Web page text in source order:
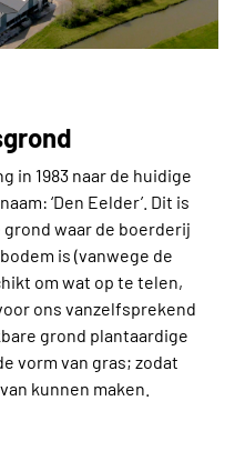
in 1983 naar de huidige
‘Den Eelder’. Dit is
grond waar de boerderij
bodem is (vanwege de
om wat op te telen,
ons vanzelfsprekend
grond plantaardige
vorm van gras; zodat
kunnen maken.